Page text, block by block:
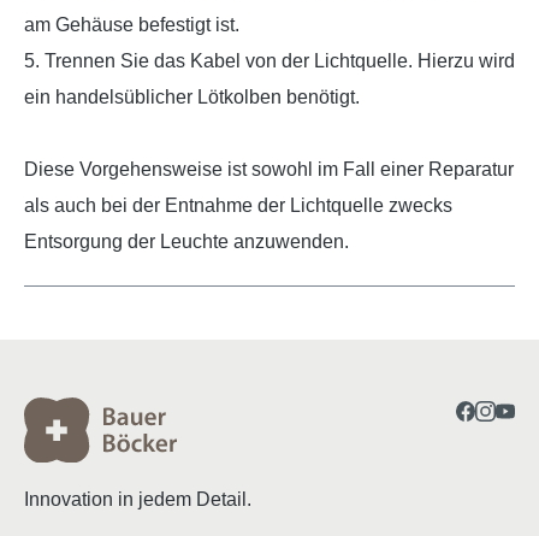
am Gehäuse befestigt ist.
5. Trennen Sie das Kabel von der Lichtquelle. Hierzu wird
ein handelsüblicher Lötkolben benötigt.
Diese Vorgehensweise ist sowohl im Fall einer Reparatur
als auch bei der Entnahme der Lichtquelle zwecks
Entsorgung der Leuchte anzuwenden.
Innovation in jedem Detail.